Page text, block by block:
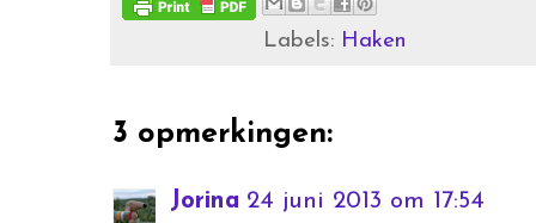
Labels: Haken
3 opmerkingen:
Jorina 24 juni 2013 om 17:54